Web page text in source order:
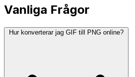
Vanliga Frågor
Hur konverterar jag GIF till PNG online?